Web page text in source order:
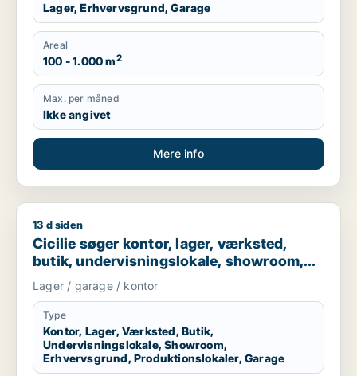
Lager, Erhvervsgrund, Garage
Areal
100 - 1.000 m2
Max. per måned
Ikke angivet
Mere info
Cicilie søger kontor, lager, værksted, butik,
13 d siden
Cicilie søger kontor, lager, værksted,
butik, undervisningslokale, showroom,
erhvervsgrund, produktionslokaler eller
garage til leje i Region Sjælland eller
Nordsjælland
Lager / garage / kontor
Type
Kontor, Lager, Værksted, Butik,
Undervisningslokale, Showroom,
Erhvervsgrund, Produktionslokaler, Garage